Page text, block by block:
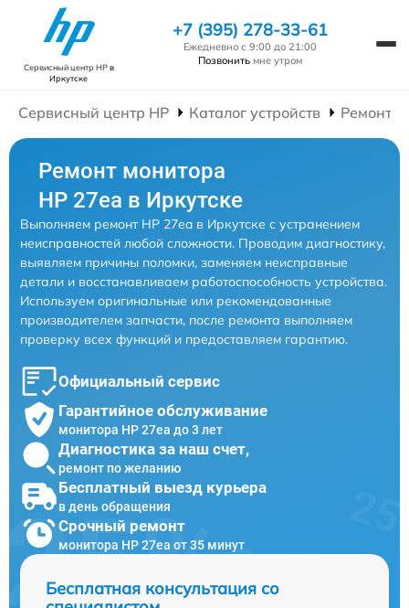
Сервисный центр HPв
Иркутске
+7 (395) 278-33-61
Ежедневно с 9:00 до 21:00
Позвонить мне утром
Сервисный центр HP Каталог устройств Ремонт
Ремонт монитора
HP 27ea в Иркутске
Выполняем ремонт HP 27ea в Иркутске с устранением
неисправностей любой сложности. Проводим диагностику,
выявляем причины поломки, заменяем неисправные
детали и восстанавливаем работоспособность устройства.
Используем оригинальные или рекомендованные
производителем запчасти, после ремонта выполняем
проверку всех функций и предоставляем гарантию.
Официальный сервис
Гарантийное обслуживание
монитора HP 27ea до 3 лет
Диагностика за наш счет,
ремонт по желанию
Бесплатный выезд курьера
в день обращения
Срочный ремонт
монитора HP 27ea от 35 минут
Бесплатная консультация со